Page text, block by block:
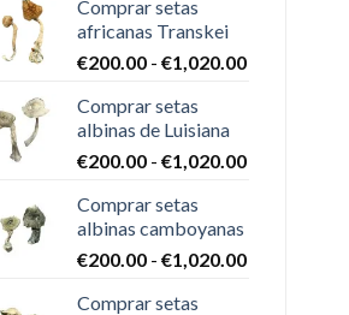
Comprar setas
africanas Transkei
€200.00 - €1,020.00Rango
€200.00
Comprar setas
albinas de Luisiana
€200.00 - €1,020.00Rango
€200.00
Comprar setas
albinas camboyanas
€200.00 - €1,020.00Rango
Comprar setas